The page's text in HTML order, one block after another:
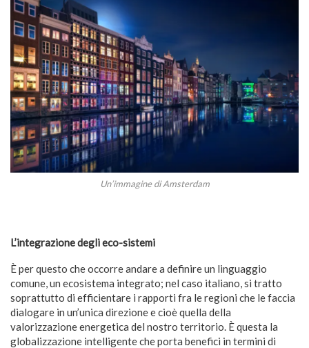
Un’immagine di Amsterdam
L’integrazione degli eco-sistemi
È per questo che occorre andare a definire un linguaggio
comune, un ecosistema integrato; nel caso italiano, si tratto
soprattutto di efficientare i rapporti fra le regioni che le faccia
dialogare in un’unica direzione e cioè quella della
valorizzazione energetica del nostro territorio. È questa la
globalizzazione intelligente che porta benefici in termini di